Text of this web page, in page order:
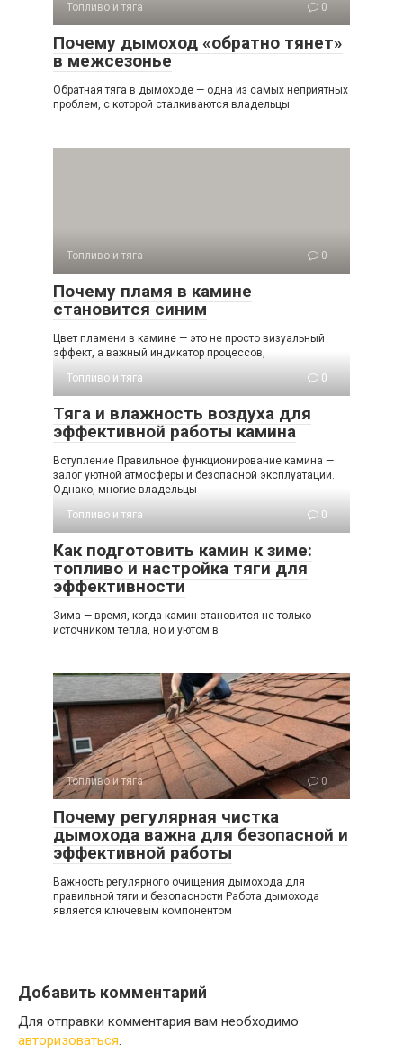
Топливо и тяга 0
Почему дымоход «обратно тянет»
в межсезонье
Обратная тяга в дымоходе — одна из самых неприятных
проблем, с которой сталкиваются владельцы
Топливо и тяга 0
Почему пламя в камине
становится синим
Цвет пламени в камине — это не просто визуальный
эффект, а важный индикатор процессов,
Топливо и тяга
0
Тяга и влажность воздуха для
эффективной работы камина
Вступление Правильное функционирование камина —
залог уютной атмосферы и безопасной эксплуатации.
Однако, многие владельцы
Топливо и тяга
0
Как подготовить камин к зиме:
топливо и настройка тяги для
эффективности
Зима — время, когда камин становится не только
источником тепла, но и уютом в
Топливо и тяга 0
Почему регулярная чистка
дымохода важна для безопасной и
эффективной работы
Важность регулярного очищения дымохода для
правильной тяги и безопасности Работа дымохода
является ключевым компонентом
Добавить комментарий
Для отправки комментария вам необходимо
авторизоваться.